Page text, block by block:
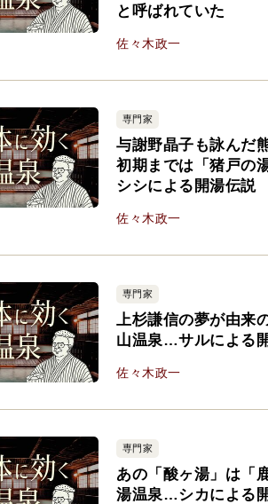
と呼ばれていた
佐々木政一
専門家
与謝野晶子も詠んだ
初期までは「猪戸の
シシによる開湯伝説
佐々木政一
専門家
上杉謙信の夢が由来
山温泉…サルによる
佐々木政一
専門家
あの「酸ヶ湯」は「
湯温泉…シカによる